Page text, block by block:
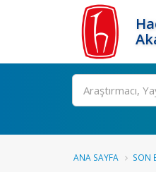
Ara
ANA SAYFA SON